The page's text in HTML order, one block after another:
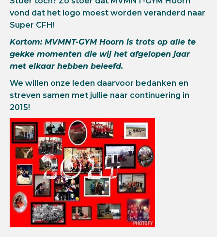
vond dat het logo moest worden veranderd naar
Super CFH!
Kortom: MVMNT-GYM Hoorn is trots op alle te
gekke momenten die wij het afgelopen jaar
met elkaar hebben beleefd.
We willen onze leden daarvoor bedanken en
streven samen met jullie naar continuering in
2015!